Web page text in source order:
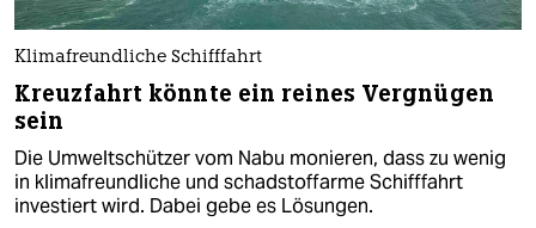
Klimafreundliche Schifffahrt
Kreuzfahrt könnte ein reines Vergnügen
sein
Die Umweltschützer vom Nabu monieren, dass zu wenig
in klimafreundliche und schadstoffarme Schifffahrt
investiert wird. Dabei gebe es Lösungen.